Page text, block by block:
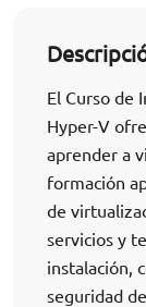
El Curso de
Hyper-V
aprender a
formación
de
servicios y
instalación,
seguridad